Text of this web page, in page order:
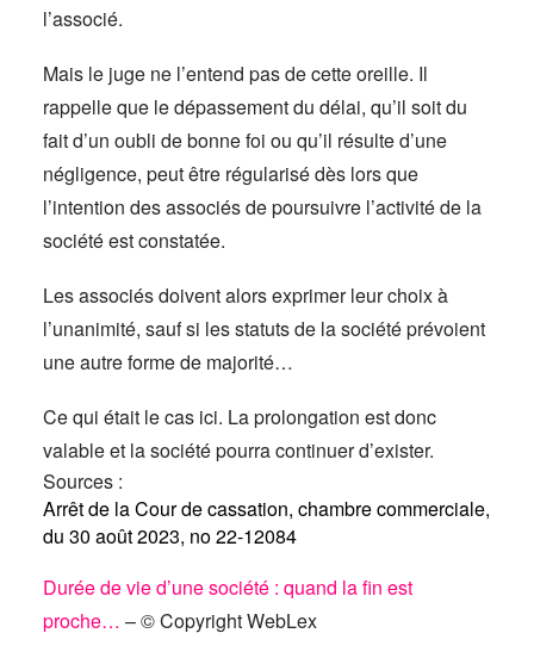
l’associé.
Mais le juge ne l’entend pas de cette oreille. Il
rappelle que le dépassement du délai, qu’il soit du
fait d’un oubli de bonne foi ou qu’il résulte d’une
négligence, peut être régularisé dès lors que
l’intention des associés de poursuivre l’activité de la
société est constatée.
Les associés doivent alors exprimer leur choix à
l’unanimité, sauf si les statuts de la société prévoient
une autre forme de majorité…
Ce qui était le cas ici. La prolongation est donc
valable et la société pourra continuer d’exister.
Sources :
Arrêt de la Cour de cassation, chambre commerciale,
du 30 août 2023, no 22-12084
Durée de vie d’une société : quand la fin est
proche… – © Copyright WebLex